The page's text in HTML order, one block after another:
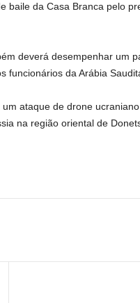
baile da Casa Branca pelo
deverá desempenhar um
funcionários da Arábia
ataque de drone
na região oriental de